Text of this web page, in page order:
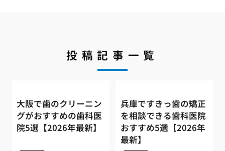
投稿記事一覧
大阪で歯のクリーニン
グがおすすめの歯科医
院5選【2026年最新】
兵庫ですきっ歯の矯正
を相談できる歯科医院
おすすめ5選【2026年
最新】